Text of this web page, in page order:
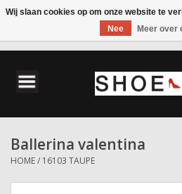
Herenschoenen
Accessoires
Ballerina valentina
HOME/ 16103 TAUPE
Wij slaan cookies op om onze website te
Nee
Meer over